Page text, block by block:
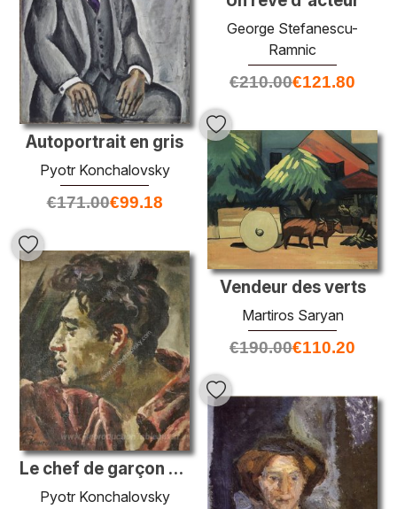
George Stefanescu-
Ramnic
€210.00€121.80
Autoportrait en gris
Pyotr Konchalovsky
€171.00€99.18
Vendeur des verts
Martiros Saryan
€190.00€110.20
Le chef de garçon dans le profil
Pyotr Konchalovsky